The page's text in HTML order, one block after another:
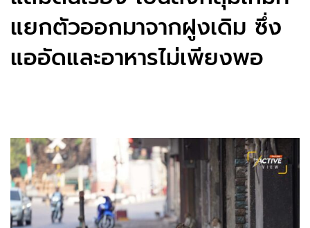
แยกตัวออกมาจากฝูงเดิม ซึ่ง
แออัดและอาหารไม่เพียงพอ